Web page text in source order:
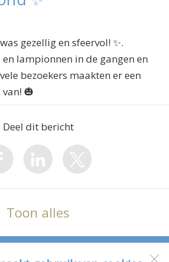
gezellig en sfeervol! ✨️.
lampionnen in de gangen en
bezoekers maakten er een
🎃
Deel dit bericht
Toon alles
Antoniusschool